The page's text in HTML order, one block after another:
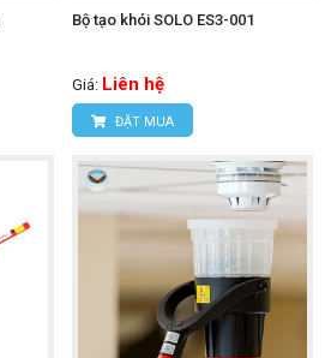
Bộ tạo khói SOLO ES3-001
Giá: Liên hệ
ĐẶT MUA